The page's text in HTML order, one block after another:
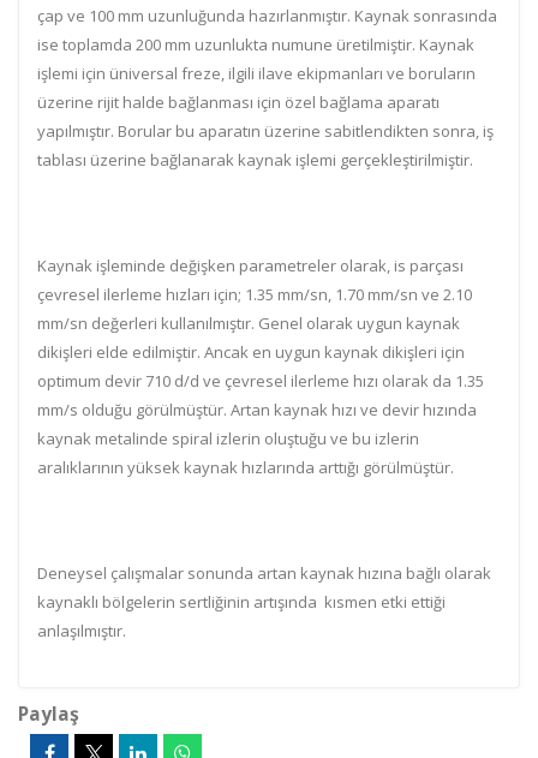
çap ve 100 mm uzunluğunda hazırlanmıştır. Kaynak sonrasında
ise toplamda 200 mm uzunlukta numune üretilmiştir. Kaynak
işlemi için üniversal freze, ilgili ilave ekipmanları ve boruların
üzerine rijit halde bağlanması için özel bağlama aparatı
yapılmıştır. Borular bu aparatın üzerine sabitlendikten sonra, iş
tablası üzerine bağlanarak kaynak işlemi gerçekleştirilmiştir.
Kaynak işleminde değişken parametreler olarak, is parçası
çevresel ilerleme hızları için; 1.35 mm/sn, 1.70 mm/sn ve 2.10
mm/sn değerleri kullanılmıştır. Genel olarak uygun kaynak
dikişleri elde edilmiştir. Ancak en uygun kaynak dikişleri için
optimum devir 710 d/d ve çevresel ilerleme hızı olarak da 1.35
mm/s olduğu görülmüştür. Artan kaynak hızı ve devir hızında
kaynak metalinde spiral izlerin oluştuğu ve bu izlerin
aralıklarının yüksek kaynak hızlarında arttığı görülmüştür.
Deneysel çalışmalar sonunda artan kaynak hızına bağlı olarak
kaynaklı bölgelerin sertliğinin artışında kısmen etki ettiği
anlaşılmıştır.
Paylaş